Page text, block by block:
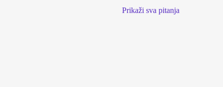
Prikaži sva pitanja